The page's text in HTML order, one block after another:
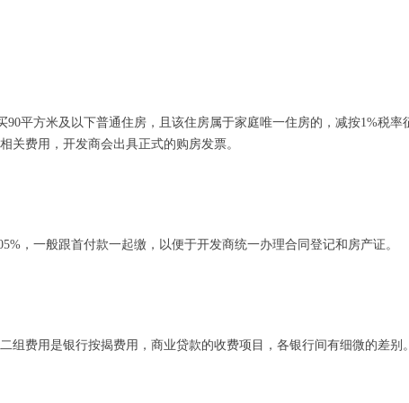
90平方米及以下普通住房，且该住房属于家庭唯一住房的，减按1%税
关费用，开发商会出具正式的购房发票。
，一般跟首付款一起缴，以便于开发商统一办理合同登记和房产证。
组费用是银行按揭费用，商业贷款的收费项目，各银行间有细微的差别